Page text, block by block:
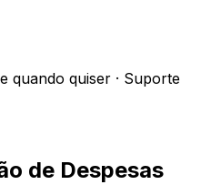
quando quiser · Suporte
de Despesas